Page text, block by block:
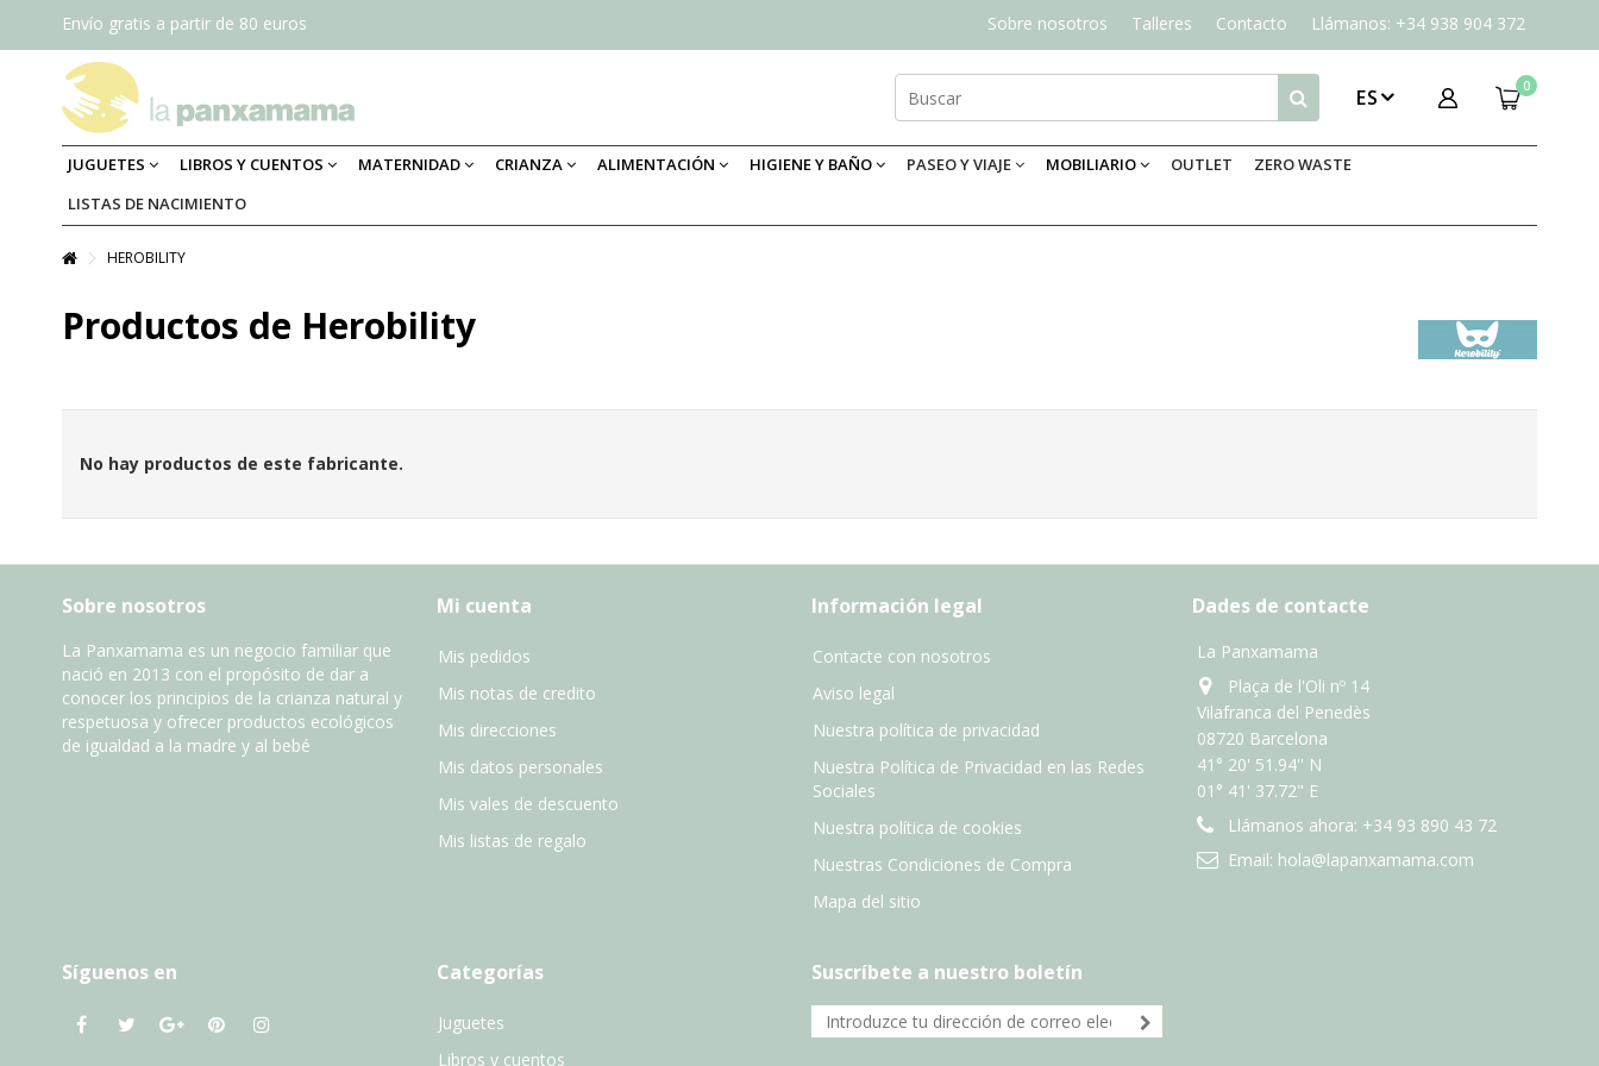
Sobre nosotros Talleres Contacto Llámanos: +34 938 904 372
Envío gratis a partir de 80 euros
0
ES
JUGUETES LIBROS Y CUENTOS MATERNIDAD CRIANZA ALIMENTACIÓN HIGIENE Y BAÑO PASEO Y VIAJE MOBILIARIO OUTLET
ZERO WASTE
LISTAS DE NACIMIENTO
HEROBILITY
Productos de Herobility
No hay productos de este fabricante.
Sobre nosotros
La Panxamama es un negocio familiar que
nació en 2013 con el propósito de dar a
conocer los principios de la crianza natural y
respetuosa y ofrecer productos ecológicos
de igualdad a la madre y al bebé
Mi cuenta
Mis pedidos
Mis notas de credito
Mis direcciones
Mis datos personales
Mis vales de descuento
Mis listas de regalo
Información legal
Contacte con nosotros
Aviso legal
Nuestra política de privacidad
Nuestra Política de Privacidad en las Redes
Sociales
Nuestra política de cookies
Nuestras Condiciones de Compra
Mapa del sitio
Dades de contacte
La Panxamama
Plaça de l'Oli nº 14
Vilafranca del Penedès
08720 Barcelona
41° 20' 51.94'' N
01° 41' 37.72" E
Llámanos ahora: +34 93 890 43 72
Email: hola@lapanxamama.com
Síguenos en Categorías
Juguetes
Libros y cuentos
Suscríbete a nuestro boletín